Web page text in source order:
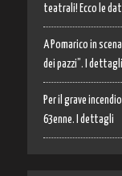
teatrali! Ecco le
A Pomarico in
dei pazzi”. I dettagli
Per il grave
63enne. I dettagli